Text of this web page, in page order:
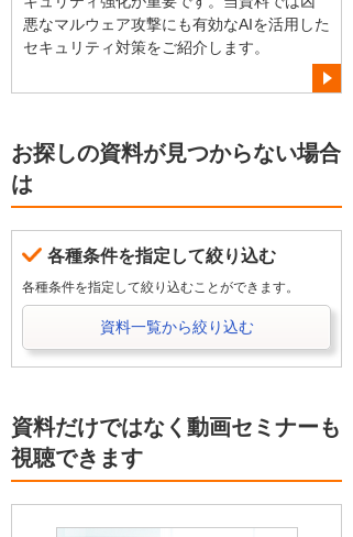
悪なマルウェア攻撃にも有効なAIを活用した
セキュリティ対策をご紹介します。
お探しの資料が見つからない場合
は
各種条件を指定して絞り込む
各種条件を指定して絞り込むことができます。
資料一覧から絞り込む
資料だけではなく動画セミナーも
視聴できます